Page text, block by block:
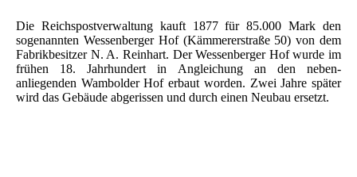
Die Reichspostverwaltung kauft 1877 für 85.000 Mark den
sogenannten Wessenberger Hof (Kämmererstraße 50) von dem
Fabrikbesitzer N. A. Reinhart. Der Wessenberger Hof wurde im
frühen 18. Jahrhundert in Angleichung an den neben-
anliegenden Wambolder Hof erbaut worden. Zwei Jahre später
wird das Gebäude abgerissen und durch einen Neubau ersetzt.